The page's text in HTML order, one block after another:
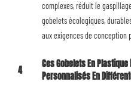
complexes, réduit le
gobelets écologiques,
aux exigences de conception
4
Ces Gobelets En
Personnalisés En